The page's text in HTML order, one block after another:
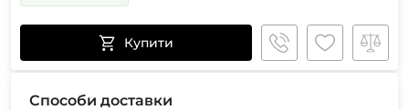
Купити
Способи доставки